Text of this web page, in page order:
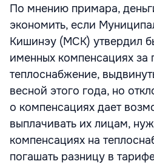
По мнению примара,
экономить, если
Кишинэу (МСК) утвердил
именных компенсациях за
теплоснабжение,
весной этого года, но
о компенсациях дает
выплачивать их лицам,
компенсациях на
погашать разницу в